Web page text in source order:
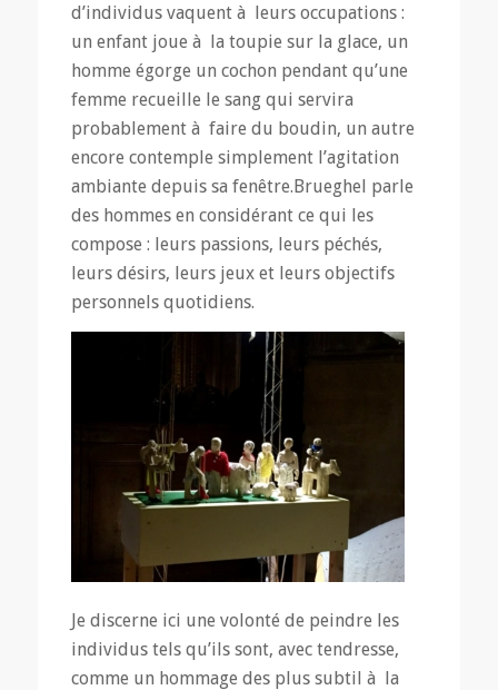
d’individus vaquent à leurs occupations :
un enfant joue à la toupie sur la glace, un
homme égorge un cochon pendant qu’une
femme recueille le sang qui servira
probablement à faire du boudin, un autre
encore contemple simplement l’agitation
ambiante depuis sa fenêtre.Brueghel parle
des hommes en considérant ce qui les
compose : leurs passions, leurs péchés,
leurs désirs, leurs jeux et leurs objectifs
personnels quotidiens.
Je discerne ici une volonté de peindre les
individus tels qu’ils sont, avec tendresse,
comme un hommage des plus subtil à la